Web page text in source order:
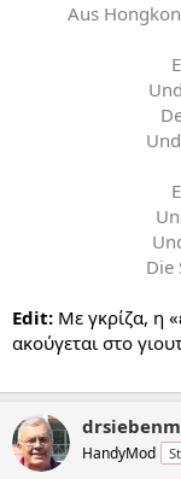
Aus
Die
Edit: Με γκρίζα, η
ακούγεται στο
HandyMod